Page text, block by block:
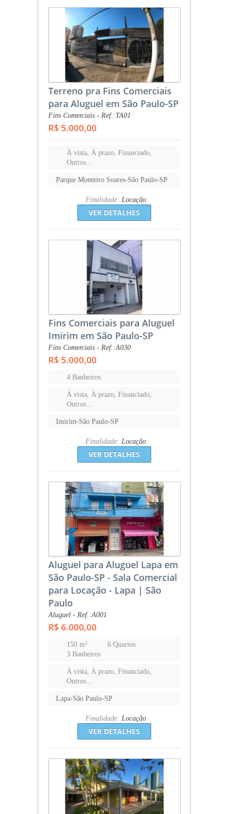
Terreno pra Fins Comerciais
para Aluguel em São Paulo-SP
Fins Comerciais - Ref.:TA01
R$ 5.000,00
À vista, À prazo, Financiado,
Outros...
Parque Monteiro Soares-São Paulo-SP
Finalidade: Locação
VER DETALHES
Fins Comerciais para Aluguel
Imirim em São Paulo-SP
Fins Comerciais - Ref.:A030
R$ 5.000,00
4 Banheiros
À vista, À prazo, Financiado,
Outros...
Imirim-São Paulo-SP
Finalidade: Locação
VER DETALHES
Aluguel para Aluguel Lapa em
São Paulo-SP - Sala Comercial
para Locação - Lapa | São
Paulo
Aluguel - Ref.:A001
R$ 6.000,00
150 m²
6 Quartos
3 Banheiros
À vista, À prazo, Financiado,
Outros...
Lapa-São Paulo-SP
Finalidade: Locação
VER DETALHES